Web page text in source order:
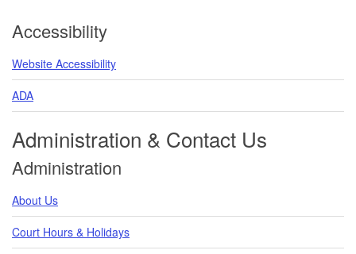
Accessibility
Website Accessibility
ADA
Administration & Contact Us
Administration
About Us
Court Hours & Holidays